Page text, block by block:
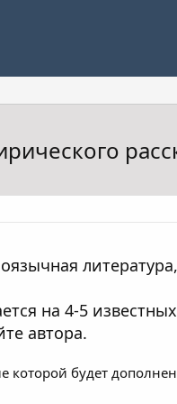
на 4-5
автора.
которой будет